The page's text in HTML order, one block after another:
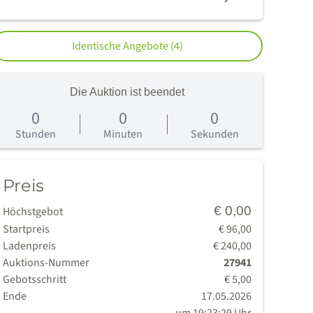
Identische Angebote (4)
Die Auktion ist beendet
0
Stunden
0
Minuten
0
Sekunden
Preis
Höchstgebot € 0,00
Startpreis
€ 96,00
Ladenpreis
€ 240,00
Auktions-Nummer
27941
Gebotsschritt
€ 5,00
Ende
17.05.2026